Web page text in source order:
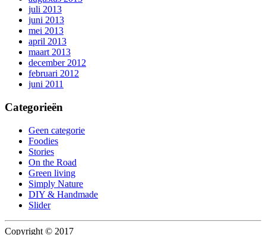
juli 2013
juni 2013
mei 2013
april 2013
maart 2013
december 2012
februari 2012
juni 2011
Categorieën
Geen categorie
Foodies
Stories
On the Road
Green living
Simply Nature
DIY & Handmade
Slider
Copyright © 2017